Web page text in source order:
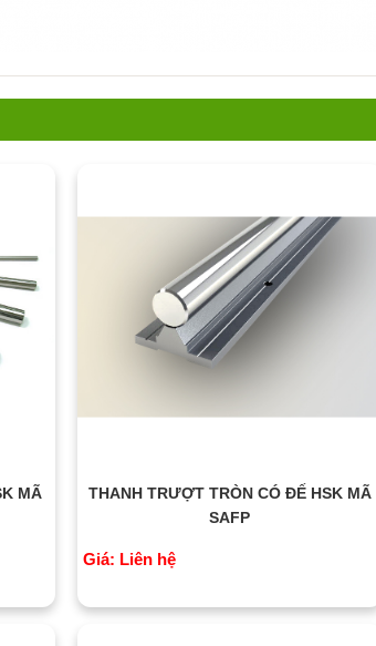
MÃ
THANH TRƯỢT TRÒN CÓ ĐẾ HSK MÃ
SAFP
Giá: Liên hệ